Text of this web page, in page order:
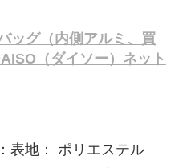
ッグ（内側アルミ、買
（ダイソー）ネット
表地： ポリエステル